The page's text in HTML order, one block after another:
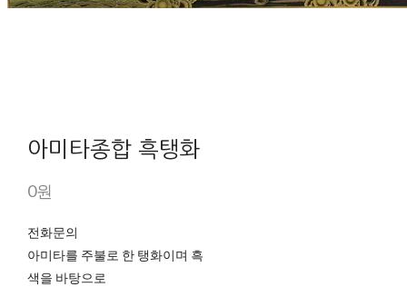
아미타종합 흑탱화
0원
전화문의
아미타를 주불로 한 탱화이며 흑
색을 바탕으로